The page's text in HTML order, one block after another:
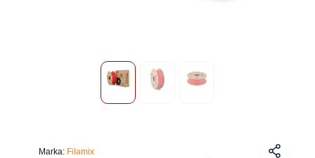
Marka: Filamix